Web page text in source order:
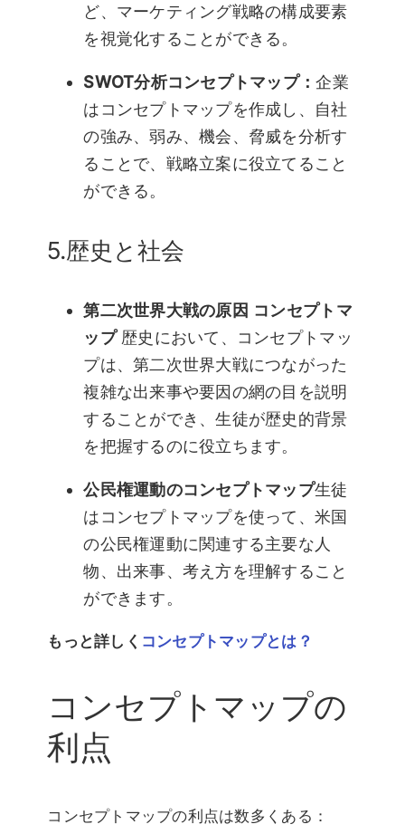
ど、マーケティング戦略の構成要素
を視覚化することができる。
SWOT分析コンセプトマップ：企業
はコンセプトマップを作成し、自社
の強み、弱み、機会、脅威を分析す
ることで、戦略立案に役立てること
ができる。
5.歴史と社会
第二次世界大戦の原因 コンセプトマ
ップ歴史において、コンセプトマッ
プは、第二次世界大戦につながった
複雑な出来事や要因の網の目を説明
することができ、生徒が歴史的背景
を把握するのに役立ちます。
公民権運動のコンセプトマップ生徒
はコンセプトマップを使って、米国
の公民権運動に関連する主要な人
物、出来事、考え方を理解すること
ができます。
もっと詳しく コンセプトマップとは？
コンセプトマップの
利点
コンセプトマップの利点は数多くある：